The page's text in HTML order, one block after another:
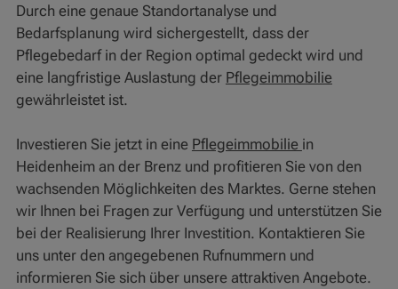
Durch eine genaue Standortanalyse und
Bedarfsplanung wird sichergestellt, dass der
Pflegebedarf in der Region optimal gedeckt wird und
eine langfristige Auslastung der Pflegeimmobilie
gewährleistet ist.
Investieren Sie jetzt in eine Pflegeimmobilie in
Heidenheim an der Brenz und profitieren Sie von den
wachsenden Möglichkeiten des Marktes. Gerne stehen
wir Ihnen bei Fragen zur Verfügung und unterstützen Sie
bei der Realisierung Ihrer Investition. Kontaktieren Sie
uns unter den angegebenen Rufnummern und
informieren Sie sich über unsere attraktiven Angebote.